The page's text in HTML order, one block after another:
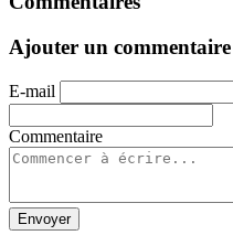
Ajouter un commentaire
E-mail
Commentaire
Envoyer